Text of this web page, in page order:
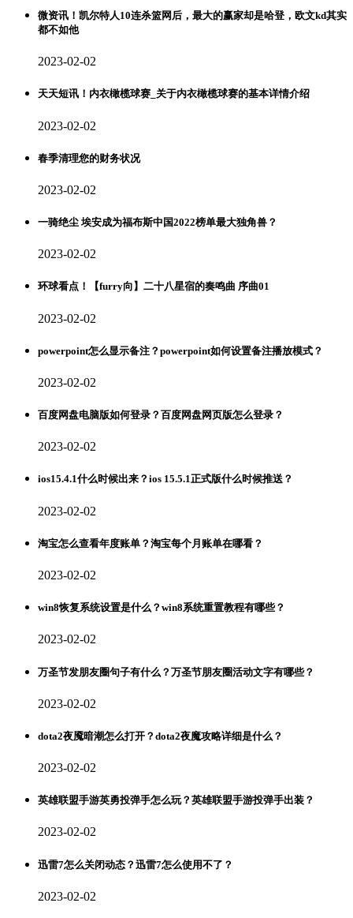
微资讯！凯尔特人10连杀篮网后，最大的赢家却是哈登，欧文kd其实
都不如他
2023-02-02
天天短讯！内衣橄榄球赛_关于内衣橄榄球赛的基本详情介绍
2023-02-02
春季清理您的财务状况
2023-02-02
一骑绝尘 埃安成为福布斯中国2022榜单最大独角兽？
2023-02-02
环球看点！【furry向】二十八星宿的奏鸣曲 序曲01
2023-02-02
powerpoint怎么显示备注？powerpoint如何设置备注播放模式？
2023-02-02
百度网盘电脑版如何登录？百度网盘网页版怎么登录？
2023-02-02
ios15.4.1什么时候出来？ios 15.5.1正式版什么时候推送？
2023-02-02
淘宝怎么查看年度账单？淘宝每个月账单在哪看？
2023-02-02
win8恢复系统设置是什么？win8系统重置教程有哪些？
2023-02-02
万圣节发朋友圈句子有什么？万圣节朋友圈活动文字有哪些？
2023-02-02
dota2夜魇暗潮怎么打开？dota2夜魔攻略详细是什么？
2023-02-02
英雄联盟手游英勇投弹手怎么玩？英雄联盟手游投弹手出装？
2023-02-02
迅雷7怎么关闭动态？迅雷7怎么使用不了？
2023-02-02